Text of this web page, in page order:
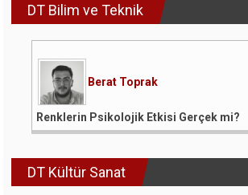
DT Bilim ve Teknik
Berat Toprak
Renklerin Psikolojik Etkisi Gerçek mi?
DT Kültür Sanat